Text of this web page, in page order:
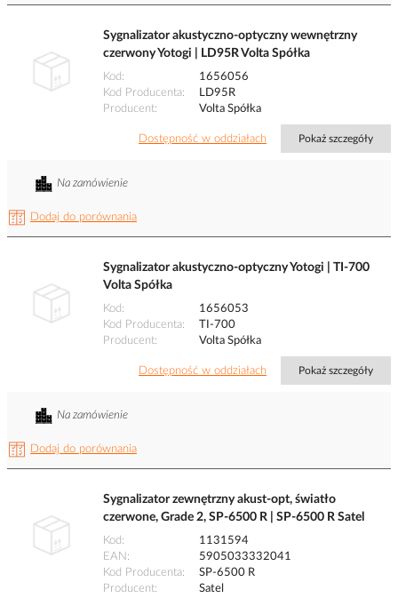
Sygnalizator akustyczno-optyczny wewnętrzny
czerwony Yotogi | LD95R Volta Spółka
Kod
1656056
Kod Producenta
LD95R
Producent
Volta Spółka
Dostępność w oddziałach Pokaż szczegóły
Dodaj do porównania
Na zamówienie
Sygnalizator akustyczno-optyczny Yotogi | TI-700
Volta Spółka
Kod
1656053
Kod Producenta
TI-700
Producent
Volta Spółka
Dostępność w oddziałach Pokaż szczegóły
Dodaj do porównania
Na zamówienie
Sygnalizator zewnętrzny akust-opt, światło
czerwone, Grade 2, SP-6500 R | SP-6500 R Satel
Kod
1131594
EAN
5905033332041
Kod Producenta
SP-6500 R
Producent
Satel